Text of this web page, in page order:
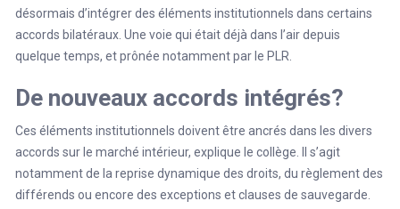
désormais d’intégrer des éléments institutionnels dans certains
accords bilatéraux. Une voie qui était déjà dans l’air depuis
quelque temps, et prônée notamment par le PLR.
De nouveaux accords intégrés?
Ces éléments institutionnels doivent être ancrés dans les divers
accords sur le marché intérieur, explique le collège. Il s’agit
notamment de la reprise dynamique des droits, du règlement des
différends ou encore des exceptions et clauses de sauvegarde.